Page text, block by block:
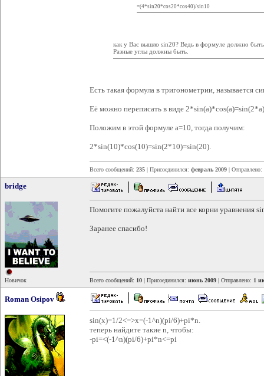
=(4*sin20*cos20*cos40)/sin10
как у Вас вышло sin20? Ведь в формуле должно
Разные углы должны быть.
Есть такая формула в тригонометрии, называется
Её можно переписать в виде
Положим в этой формуле a=10, тогда получим:
2*sin(10)*cos(10)=sin(2*10)=sin(20).
Всего сообщений: 235 | Присоединился: февраль 2009 | Отправлено:
bridge
Новичок
Помогите пожалуйста найти все корни уравнения
Заранее спасибо!
Всего сообщений: 10 | Присоединился: июнь 2009 | Отправлено: 1
Roman Osipov
sin(x)=1/2<=>x=(-1^n)(pi/6)+pi*n.
теперь найдите такие n, чтобы:
-pi=<(-1^n)(pi/6)+pi*n<=pi